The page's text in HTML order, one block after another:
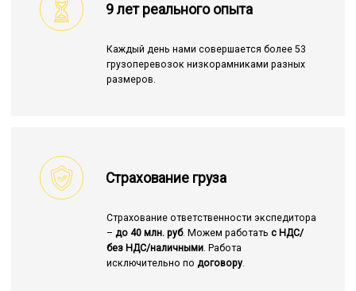
9 лет реального опыта
Каждый день нами совершается более 53
грузоперевозок низкорамниками разных
размеров.
Страхование груза
Страхование ответственности экспедитора
– до 40 млн. руб. Можем работать с НДС/
без НДС/наличными. Работа
исключительно по договору.